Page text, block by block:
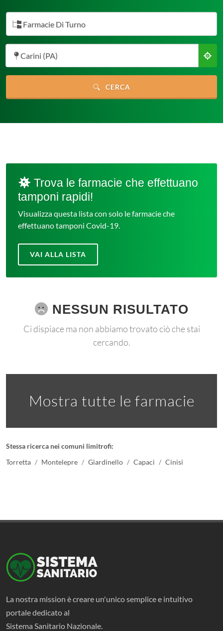
Farmacie Di Turno
Carini (PA)
CERCA
Trova le farmacie che effettuano
tamponi rapidi!
Visualizza questa lista con solo le farmacie che
effettuano tamponi Covid-19.
VAI ALLA LISTA
NESSUN RISULTATO
Ci dispiace ma non abbiamo trovato ciò che stai
cercando.
Mostra tutte le farmacie
Stessa ricerca nei comuni limitrofi:
Torretta
Montelepre Giardinello Capaci Cinisi
La nostra mission è creare un'unico semplice e intuitivo
portale dedicato al
Sistema Sanitario Nazionale.